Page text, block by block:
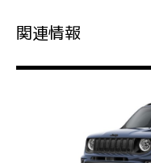
関連情報